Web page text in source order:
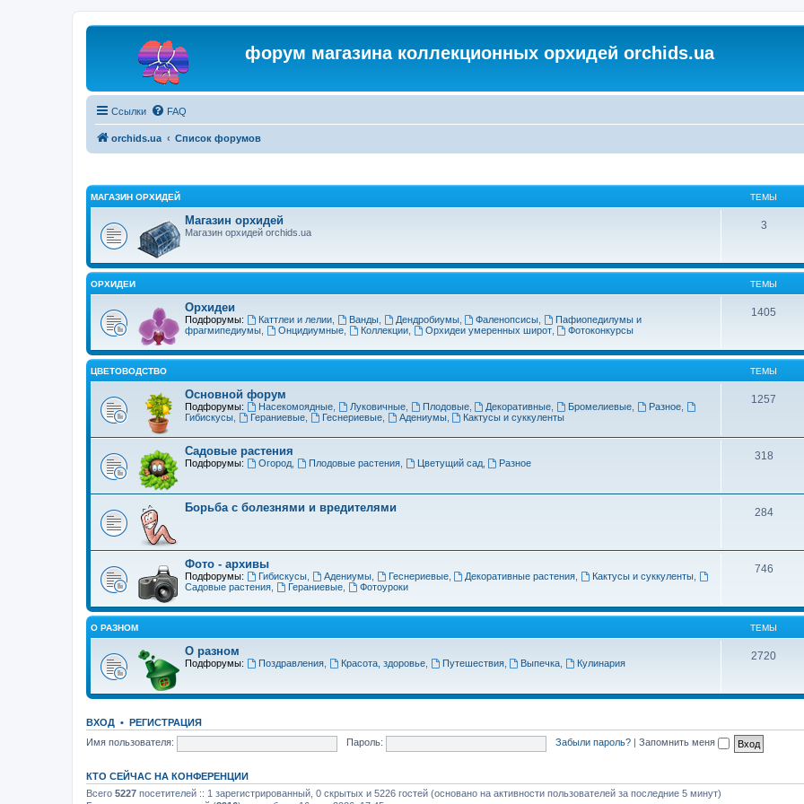
форум магазина коллекционных орхидей orchids.ua
Ссылки FAQ
orchids.ua Список форумов
МАГАЗИН ОРХИДЕЙ ТЕМЫ
Магазин орхидей
Магазин орхидей orchids.ua
3
ОРХИДЕИ ТЕМЫ
Орхидеи
Подфорумы: Каттлеи и лелии, Ванды, Дендробиумы, Фаленопсисы
Пафиопедилумы и
фрагмипедиумы
Онцидиумные, Коллекции, Орхидеи умеренных широт, Фотоконкурсы
1405
ЦВЕТОВОДСТВО ТЕМЫ
Основной форум
Подфорумы: Насекомоядные, Луковичные, Плодовые, Декоративные Бромелиевые Разное
Гибискусы
Гераниевые, Геснериевые, Адениумы, Кактусы и суккуленты
1257
Садовые растения
Подфорумы: Огород, Плодовые растения, Цветущий сад, Разное
318
Борьба с болезнями и вредителями 284
Фото - архивы
Подфорумы: Гибискусы, Адениумы, Геснериевые, Декоративные растения Кактусы и суккуленты
Садовые растения
Гераниевые, Фотоуроки
746
О РАЗНОМ ТЕМЫ
О разном
Подфорумы: Поздравления, Красота, здоровье, Путешествия, Выпечка Кулинария
2720
ВХОД • РЕГИСТРАЦИЯ
Имя пользователя:
Пароль: Забыли пароль? Запомнить меня
КТО СЕЙЧАС НА КОНФЕРЕНЦИИ
Всего 5227 посетителей :: 1 зарегистрированный, 0 скрытых и 5226 гостей (основано на активности пользователей за последние 5 минут)